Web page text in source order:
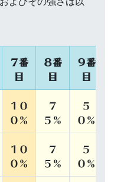
７番
目
８番
目
９番
目
１０
０％
７
５％
５
０％
１０
０％
７
５％
５
０％